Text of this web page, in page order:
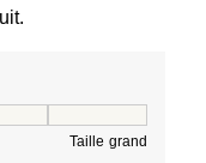
Taille grand